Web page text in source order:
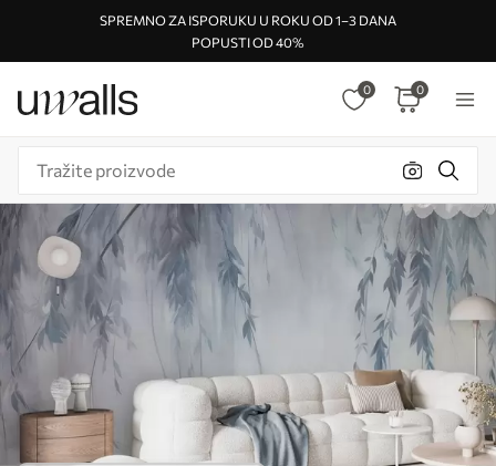
SPREMNO ZA ISPORUKU U ROKU OD 1–3 DANA
POPUSTI OD 40%
0 0